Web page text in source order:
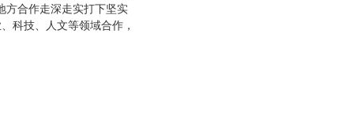
方合作走深走实打下坚实
科技、人文等领域合作，